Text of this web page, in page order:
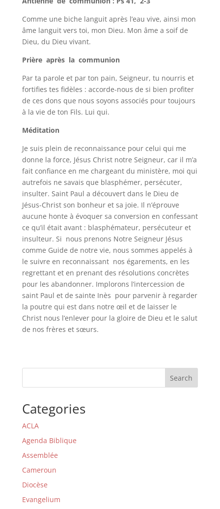
Comme une biche languit après l’eau vive, ainsi mon
âme languit vers toi, mon Dieu. Mon âme a soif de
Dieu, du Dieu vivant.
Prière après la communion
Par ta parole et par ton pain, Seigneur, tu nourris et
fortifies tes fidèles : accorde-nous de si bien profiter
de ces dons que nous soyons associés pour toujours
à la vie de ton Fils. Lui qui.
Méditation
Je suis plein de reconnaissance pour celui qui me
donne la force, Jésus Christ notre Seigneur, car il m’a
fait confiance en me chargeant du ministère, moi qui
autrefois ne savais que blasphémer, persécuter,
insulter. Saint Paul a découvert dans le Dieu de
Jésus-Christ son bonheur et sa joie. Il n’éprouve
aucune honte à évoquer sa conversion en confessant
ce qu’il était avant : blasphémateur, persécuteur et
insulteur. Si nous prenons Notre Seigneur Jésus
comme Guide de notre vie, nous sommes appelés à
le suivre en reconnaissant nos égarements, en les
regrettant et en prenant des résolutions concrètes
pour les abandonner. Implorons l’intercession de
saint Paul et de sainte Inès pour parvenir à regarder
la poutre qui est dans notre œil et de laisser le
Christ nous l’enlever pour la gloire de Dieu et le salut
de nos frères et sœurs.
Search
Categories
ACLA
Agenda Biblique
Assemblée
Cameroun
Diocèse
Evangelium